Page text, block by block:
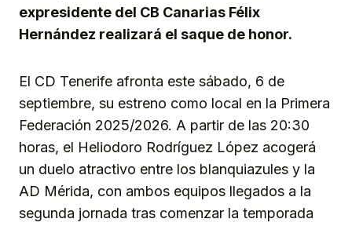
expresidente del CB Canarias Félix
Hernández realizará el saque de honor.
El CD Tenerife afronta este sábado, 6 de
septiembre, su estreno como local en la Primera
Federación 2025/2026. A partir de las 20:30
horas, el Heliodoro Rodríguez López acogerá
un duelo atractivo entre los blanquiazules y la
AD Mérida, con ambos equipos llegados a la
segunda jornada tras comenzar la temporada